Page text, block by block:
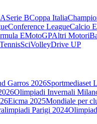
Serie BCoppa Italia
Conference LeagueCalcio
EMotoGPAltri Motori
TennisSciVolleyDrive UP
Garros 2026Sportmediaset
Olimpiadi Invernali
Eicma 2025Mondiale per
Parigi 2024